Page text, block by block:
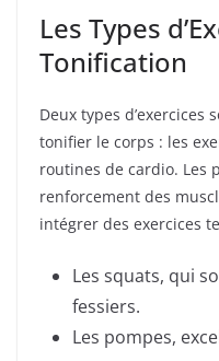
Les Types
Tonification
Deux types
tonifier le corps : les
routines de cardio. Les
renforcement des
intégrer des exercices
Les squats, qui
fessiers.
Les pompes,